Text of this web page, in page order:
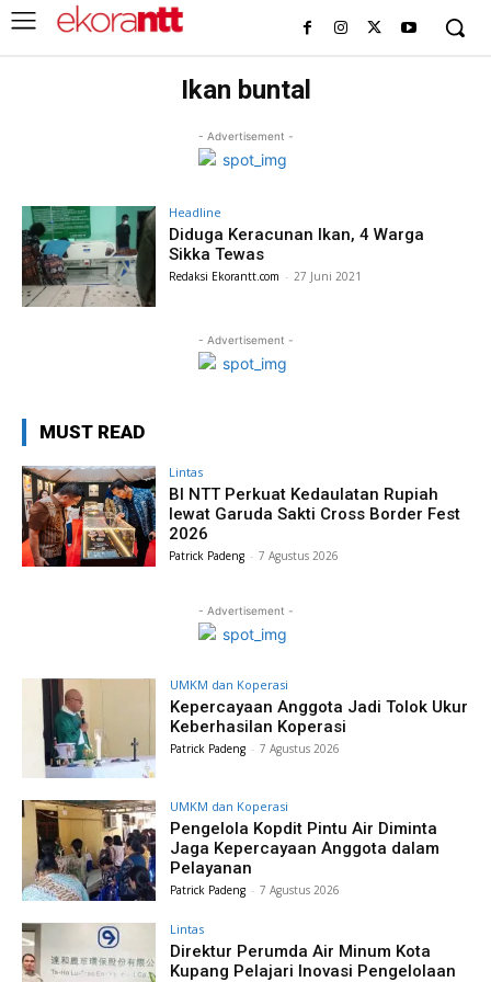
Ikan buntal
- Advertisement -
Headline
Diduga Keracunan Ikan, 4 Warga
Sikka Tewas
Redaksi Ekorantt.com - 27 Juni 2021
- Advertisement -
MUST READ
Lintas
BI NTT Perkuat Kedaulatan Rupiah
lewat Garuda Sakti Cross Border Fest
2026
Patrick Padeng - 7 Agustus 2026
- Advertisement -
UMKM dan Koperasi
Kepercayaan Anggota Jadi Tolok Ukur
Keberhasilan Koperasi
Patrick Padeng - 7 Agustus 2026
UMKM dan Koperasi
Pengelola Kopdit Pintu Air Diminta
Jaga Kepercayaan Anggota dalam
Pelayanan
Patrick Padeng - 7 Agustus 2026
Lintas
Direktur Perumda Air Minum Kota
Kupang Pelajari Inovasi Pengelolaan